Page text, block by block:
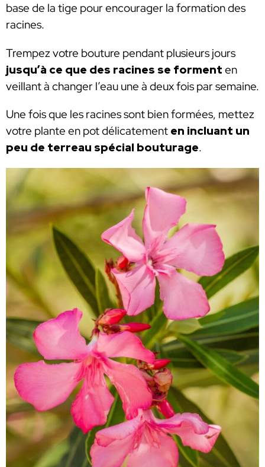
base de la tige pour encourager la formation des
racines.
Trempez votre bouture pendant plusieurs jours
jusqu’à ce que des racines se forment en
veillant à changer l’eau une à deux fois par semaine.
Une fois que les racines sont bien formées, mettez
votre plante en pot délicatement en incluant un
peu de terreau spécial bouturage.